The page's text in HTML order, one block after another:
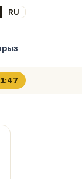
your language
RU